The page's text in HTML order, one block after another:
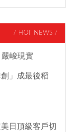
/ HOT NEWS /
峻現實
」成最後稻
日頂級客戶切